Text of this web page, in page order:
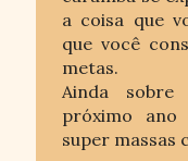
a coisa que
que você
metas.
Ainda sobre
próximo ano
super massas